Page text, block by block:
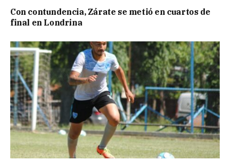
Con contundencia, Zárate se metió en cuartos de
final en Londrina